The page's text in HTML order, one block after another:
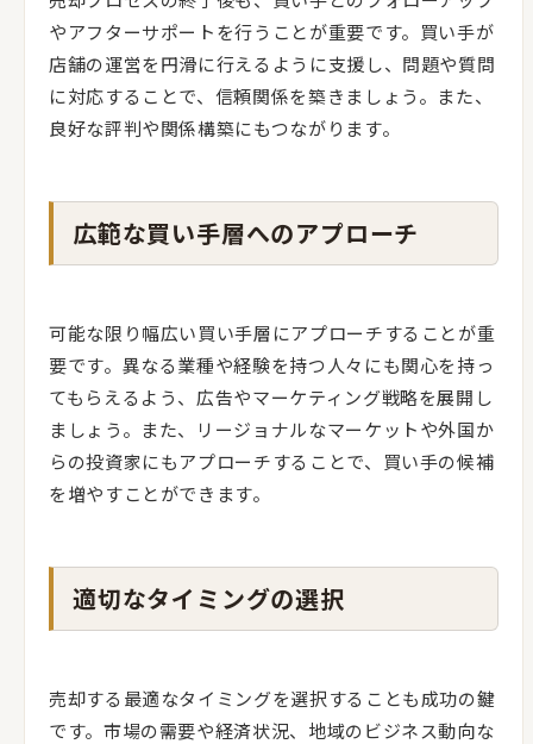
やアフターサポートを行うことが重要です。買い手が
店舗の運営を円滑に行えるように支援し、問題や質問
に対応することで、信頼関係を築きましょう。また、
良好な評判や関係構築にもつながります。
広範な買い手層へのアプローチ
可能な限り幅広い買い手層にアプローチすることが重
要です。異なる業種や経験を持つ人々にも関心を持っ
てもらえるよう、広告やマーケティング戦略を展開し
ましょう。また、リージョナルなマーケットや外国か
らの投資家にもアプローチすることで、買い手の候補
を増やすことができます。
適切なタイミングの選択
売却する最適なタイミングを選択することも成功の鍵
です。市場の需要や経済状況、地域のビジネス動向な